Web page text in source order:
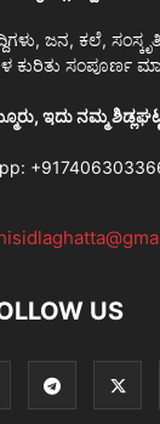
ಜನ, ಕಲೆ,
ಕುರಿತು ಸಂಪೂರ್ಣ
ಇದು ನಮ್ಮ
US